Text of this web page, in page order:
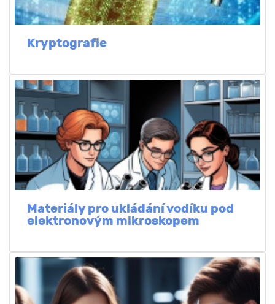
Kryptografie
Materiály pro ukládání vodíku pod
elektronovým mikroskopem